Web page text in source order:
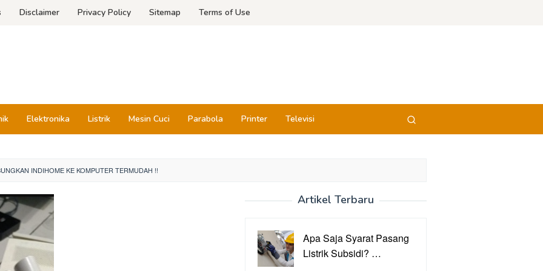
Disclaimer Privacy Policy Sitemap Terms of Use
Elektronika Listrik Mesin Cuci Parabola Printer Televisi
INDIHOME KE KOMPUTER TERMUDAH !!
Artikel Terbaru
Apa Saja Syarat Pasang
Listrik Subsidi? …